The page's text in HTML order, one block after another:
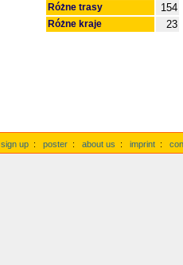
Różne trasy 154
Różne kraje 23
sign up : poster : about us : imprint :